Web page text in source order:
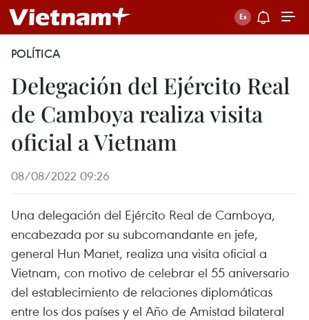
POLÍTICA
Delegación del Ejército Real
de Camboya realiza visita
oficial a Vietnam
08/08/2022 09:26
Una delegación del Ejército Real de Camboya,
encabezada por su subcomandante en jefe,
general Hun Manet, realiza una visita oficial a
Vietnam, con motivo de celebrar el 55 aniversario
del establecimiento de relaciones diplomáticas
entre los dos países y el Año de Amistad bilateral